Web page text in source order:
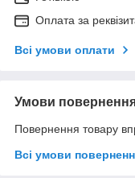
Оплата за
Всі умови оплати
Умови
Повернення товару
Всі умови